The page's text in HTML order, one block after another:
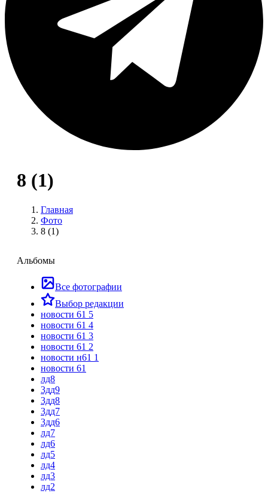
8 (1)
Главная
Фото
8 (1)
Альбомы
Все фотографии
Выбор редакции
новости 61 5
новости 61 4
новости 61 3
новости 61 2
новости н61 1
новости 61
лд8
3дд9
3дд8
3дд7
3дд6
лд7
лд6
лд5
лд4
лд3
лд2